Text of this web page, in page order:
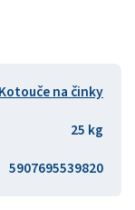
Kotouče na činky
25 kg
5907695539820